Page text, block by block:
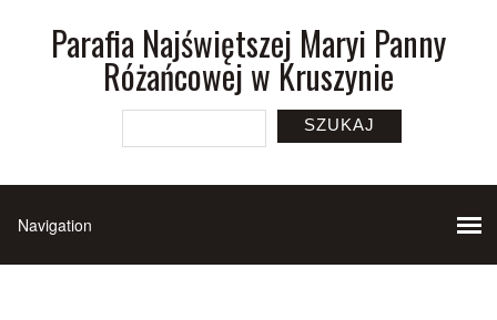
Parafia Najświętszej Maryi Panny
Różańcowej w Kruszynie
SZUKAJ